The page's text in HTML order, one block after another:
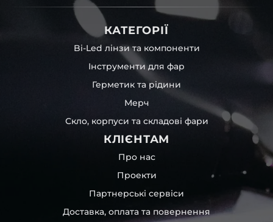
КАТЕГОРІЇ
Bi-Led лінзи та компоненти
Інструменти для фар
Герметик та рідини
Мерч
Скло, корпуси та складові фари
КЛІЄНТАМ
Про нас
Проекти
Партнерські сервіси
Доставка, оплата та повернення